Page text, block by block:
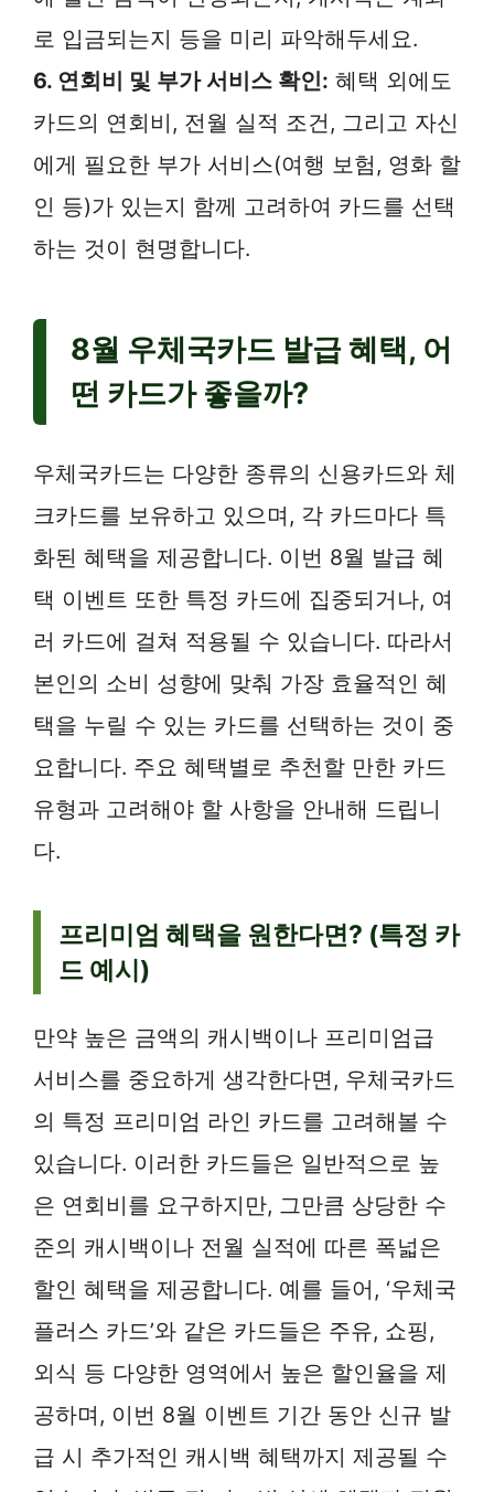
로 입금되는지 등을 미리 파악해두세요.
6. 연회비 및 부가 서비스 확인: 혜택 외에도
카드의 연회비, 전월 실적 조건, 그리고 자신
에게 필요한 부가 서비스(여행 보험, 영화 할
인 등)가 있는지 함께 고려하여 카드를 선택
하는 것이 현명합니다.
8월 우체국카드 발급 혜택, 어
떤 카드가 좋을까?
우체국카드는 다양한 종류의 신용카드와 체
크카드를 보유하고 있으며, 각 카드마다 특
화된 혜택을 제공합니다. 이번 8월 발급 혜
택 이벤트 또한 특정 카드에 집중되거나, 여
러 카드에 걸쳐 적용될 수 있습니다. 따라서
본인의 소비 성향에 맞춰 가장 효율적인 혜
택을 누릴 수 있는 카드를 선택하는 것이 중
요합니다. 주요 혜택별로 추천할 만한 카드
유형과 고려해야 할 사항을 안내해 드립니
다.
프리미엄 혜택을 원한다면? (특정 카
드 예시)
만약 높은 금액의 캐시백이나 프리미엄급
서비스를 중요하게 생각한다면, 우체국카드
의 특정 프리미엄 라인 카드를 고려해볼 수
있습니다. 이러한 카드들은 일반적으로 높
은 연회비를 요구하지만, 그만큼 상당한 수
준의 캐시백이나 전월 실적에 따른 폭넓은
할인 혜택을 제공합니다. 예를 들어, ‘우체국
플러스 카드’와 같은 카드들은 주유, 쇼핑,
외식 등 다양한 영역에서 높은 할인율을 제
공하며, 이번 8월 이벤트 기간 동안 신규 발
급 시 추가적인 캐시백 혜택까지 제공될 수